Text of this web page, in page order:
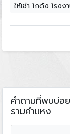
ให้เช่า โกดัง โรงง
คำถามที่พบบ่อ
รามคำแหง